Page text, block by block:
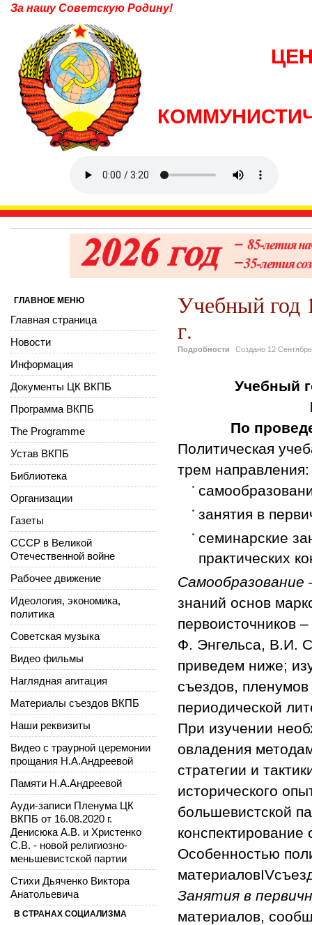
За нашу Советскую Родину!
Учебный год
г.
Подробности Создано 12
Учебный
По
Политическая
трем направления:
занятия в
семинарские
практических
Самообразование
знаний основ
первоисточников
Ф. Энгельса, В.И.
приведем ниже;
съездов,
периодической
При изучении
овладения
стратегии и
исторического
большевистской
Особенностью
материаловIV
Занятия в
материалов,
ГЛАВНОЕ МЕНЮ
Главная страница
Новости
Информация
Документы ЦК ВКПБ
Программа ВКПБ
The Programme
Устав ВКПБ
Библиотека
Организации
Газеты
СССР в Великой
Отечественной войне
Рабочее движение
Идеология, экономика,
политика
Советская музыка
Видео фильмы
Наглядная агитация
Материалы съездов ВКПБ
Наши реквизиты
Видео с траурной церемонии
прощания Н.А.Андреевой
Памяти Н.А.Андреевой
Ауди-записи Пленума ЦК
ВКПБ от 16.08.2020 г.
Денисюка А.В. и Христенко
С.В. - новой религиозно-
меньшевистской партии
Стихи Дьяченко Виктора
Анатольевича
В СТРАНАХ СОЦИАЛИЗМА